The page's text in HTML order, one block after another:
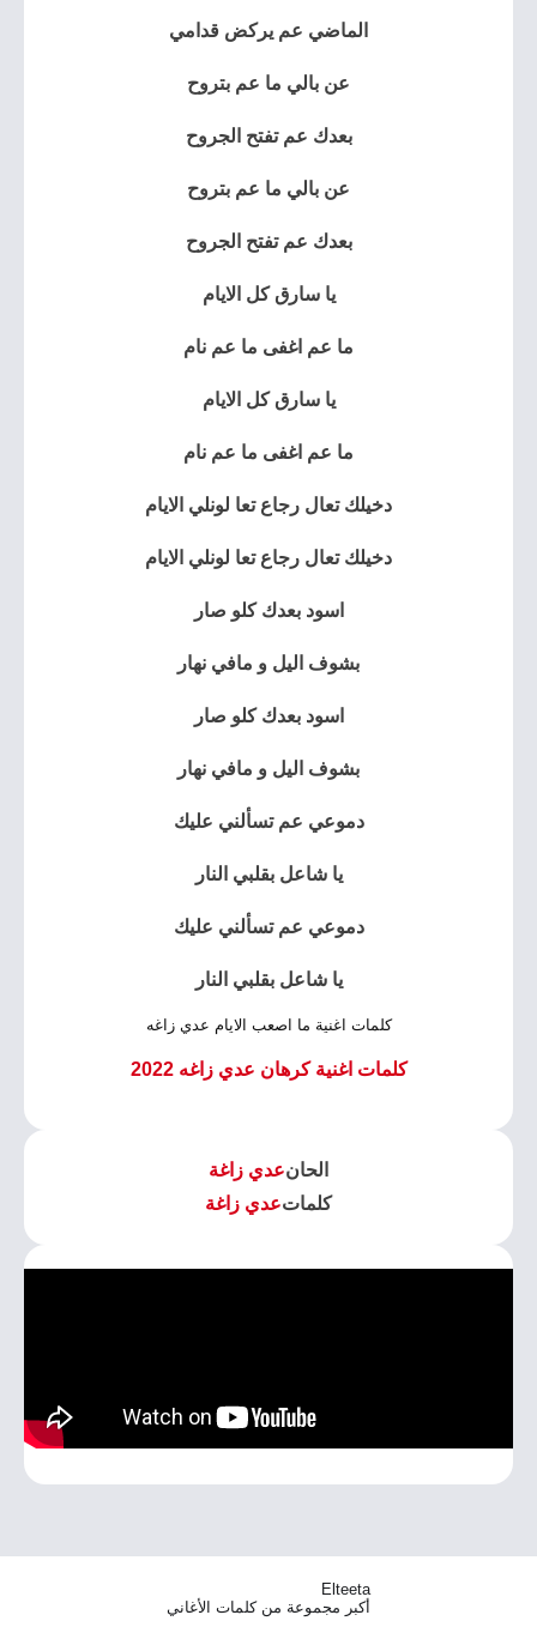
الماضي عم يركض قدامي
عن بالي ما عم بتروح
بعدك عم تفتح الجروح
عن بالي ما عم بتروح
بعدك عم تفتح الجروح
يا سارق كل الايام
ما عم اغفى ما عم نام
يا سارق كل الايام
ما عم اغفى ما عم نام
دخيلك تعال رجاع تعا لونلي الايام
دخيلك تعال رجاع تعا لونلي الايام
اسود بعدك كلو صار
بشوف اليل و مافي نهار
اسود بعدك كلو صار
بشوف اليل و مافي نهار
دموعي عم تسألني عليك
يا شاعل بقلبي النار
دموعي عم تسألني عليك
يا شاعل بقلبي النار
كلمات اغنية ما اصعب الايام عدي زاغه
كلمات اغنية كرهان عدي زاغه 2022
الحانعدي زاغة
كلماتعدي زاغة
Elteeta
أكبر مجموعة من كلمات الأغاني